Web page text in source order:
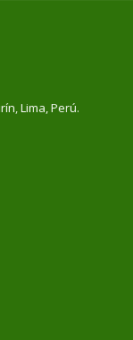
Lima, Perú.